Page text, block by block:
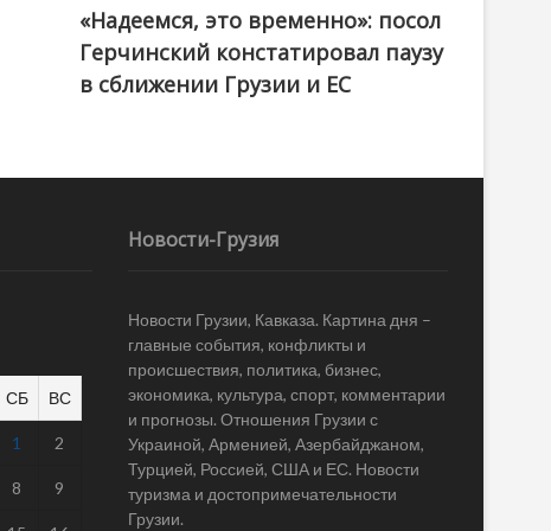
«Надеемся, это временно»: посол
Герчинский констатировал паузу
в сближении Грузии и ЕС
СБ ВС
1 2
8 9
Новости-Грузия
Новости Грузии, Кавказа. Картина дня –
главные события, конфликты и
происшествия, политика, бизнес,
экономика, культура, спорт, комментарии
и прогнозы. Отношения Грузии с
Украиной, Арменией, Азербайджаном,
Турцией, Россией, США и ЕС. Новости
туризма и достопримечательности
Грузии.